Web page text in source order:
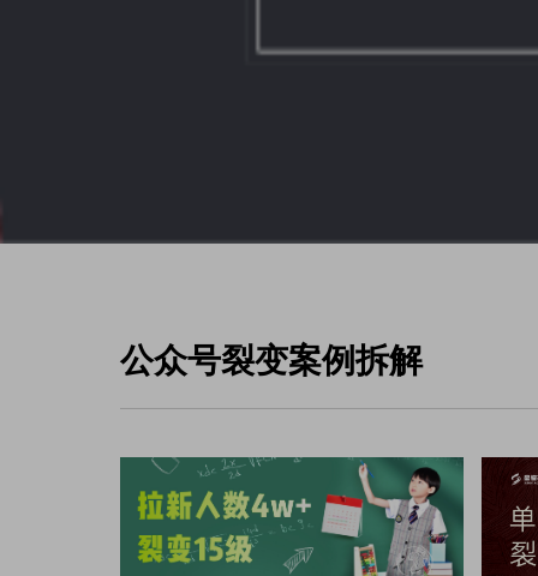
公众号裂变案例拆解